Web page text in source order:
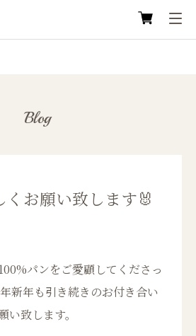
Blog
くお願い致します🐰
パンをご愛顧してくださっ
新年も引き続きのお付き合い
い致します。